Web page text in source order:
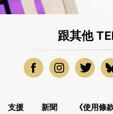
跟其他
支援 新聞 《使用條